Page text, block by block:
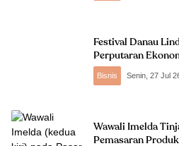
Festival Danau
Perputaran
Bisnis Senin, 27 Jul
Wawali Imelda
Pemasaran